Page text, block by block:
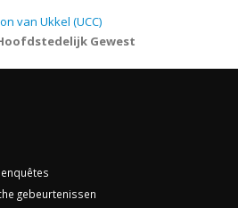
van Ukkel (UCC)
Gewest
gebeurtenissen